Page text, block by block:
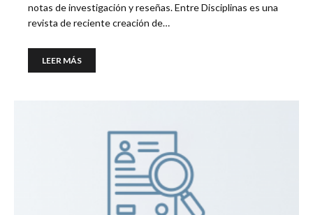
notas de investigación y reseñas. Entre Disciplinas es una
revista de reciente creación de…
LEER MÁS